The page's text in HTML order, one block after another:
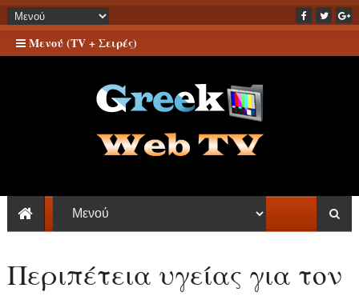
Μενού (TV + Σειρές)
Περιπέτεια υγείας για τον